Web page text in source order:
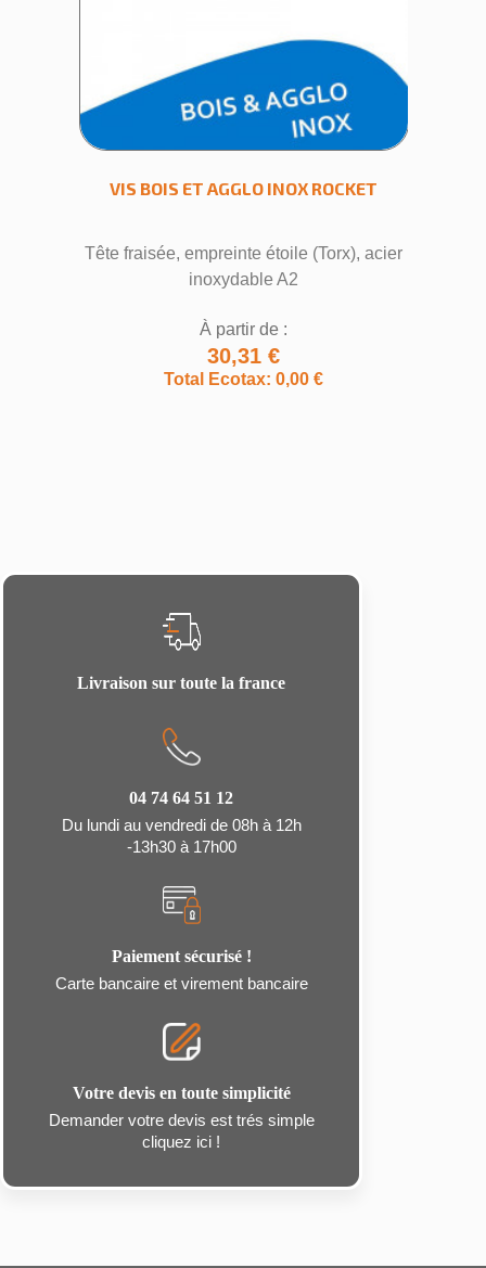
VIS BOIS ET AGGLO INOX ROCKET
Tête fraisée, empreinte étoile (Torx), acier
inoxydable A2
À partir de :
30,31 €
Total Ecotax: 0,00 €
Livraison sur toute la france
04 74 64 51 12
Du lundi au vendredi de 08h à 12h
-13h30 à 17h00
Paiement sécurisé !
Carte bancaire et virement bancaire
Votre devis en toute simplicité
Demander votre devis est trés simple
cliquez ici !